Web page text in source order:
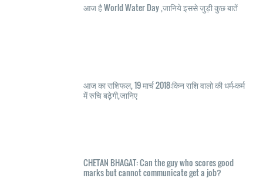
आज है World Water Day ,जानिये इससे जुड़ी कुछ बातें
आज का राशिफल, 19 मार्च 2018:किन राशि वालो की धर्म-कर्म
में रुचि बढ़ेगी,जानिए
CHETAN BHAGAT: Can the guy who scores good
marks but cannot communicate get a job?